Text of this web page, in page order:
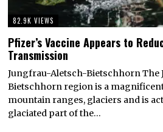
82.9K VIEWS
Pfizer’s Vaccine Appears to
Transmission
Jungfrau-Aletsch-Bietschhorn The
Bietschhorn region is a
mountain ranges, glaciers and is
glaciated part of the…